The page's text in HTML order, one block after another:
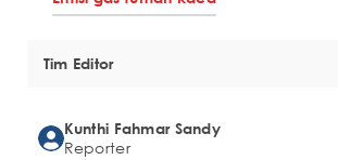
Tim Editor
Kunthi Fahmar Sandy
Reporter